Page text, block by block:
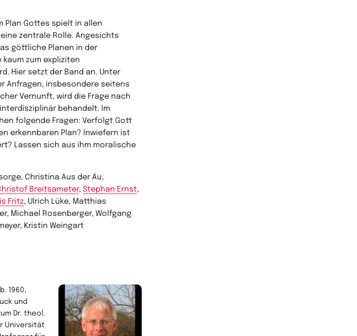
Plan Gottes spielt in allen
zentrale Rolle. Angesichts
göttliche Planen in der
zum expliziten
Hier setzt der Band an. Unter
Anfragen, insbesondere seitens
Vernunft, wird die Frage nach
behandelt. Im
folgende Fragen: Verfolgt Gott
erkennbaren Plan? Inwiefern ist
Lassen sich aus ihm moralische
Christina Aus der Au,
Breitsameter, Stephan Ernst,
Fritz, Ulrich Lüke, Matthias
Michael Rosenberger, Wolfgang
Kristin Weingart
1960,
und
Dr. theol.
Universität